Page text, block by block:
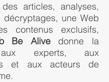
articles, analyses,
décryptages, une Web
contenus exclusifs,
Be Alivedonne la
experts, aux
et aux acteurs de